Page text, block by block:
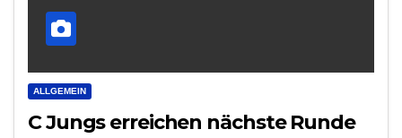
ALLGEMEIN
C Jungs erreichen nächste Runde